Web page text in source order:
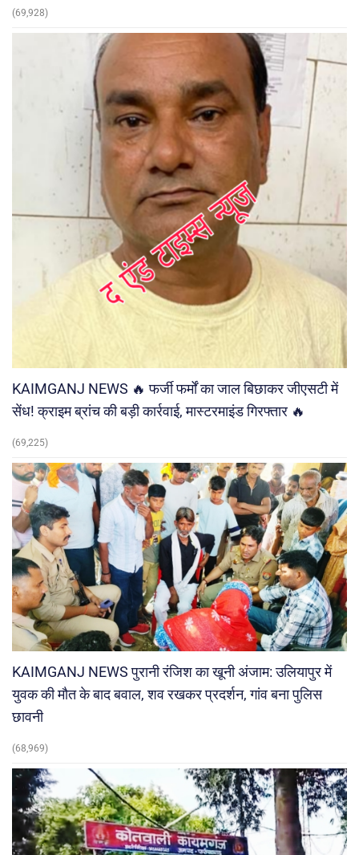
(69,928)
KAIMGANJ NEWS 🔥 फर्जी फर्मों का जाल बिछाकर जीएसटी में
सेंध! क्राइम ब्रांच की बड़ी कार्रवाई, मास्टरमाइंड गिरफ्तार 🔥
(69,225)
KAIMGANJ NEWS पुरानी रंजिश का खूनी अंजाम: उलियापुर में
युवक की मौत के बाद बवाल, शव रखकर प्रदर्शन, गांव बना पुलिस
छावनी
(68,969)